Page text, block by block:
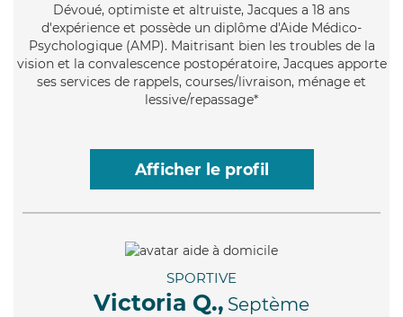
Dévoué, optimiste et altruiste, Jacques a 18 ans
d'expérience et possède un diplôme d'Aide Médico-
Psychologique (AMP). Maitrisant bien les troubles de la
vision et la convalescence postopératoire, Jacques apporte
ses services de rappels, courses/livraison, ménage et
lessive/repassage*
Afficher le profil
SPORTIVE
Victoria Q., Septème